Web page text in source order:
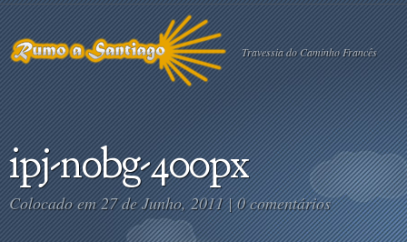
Travessia do Caminho Francês
ipj-nobg-400px
Colocado em 27 de Junho, 2011 |0 comentários